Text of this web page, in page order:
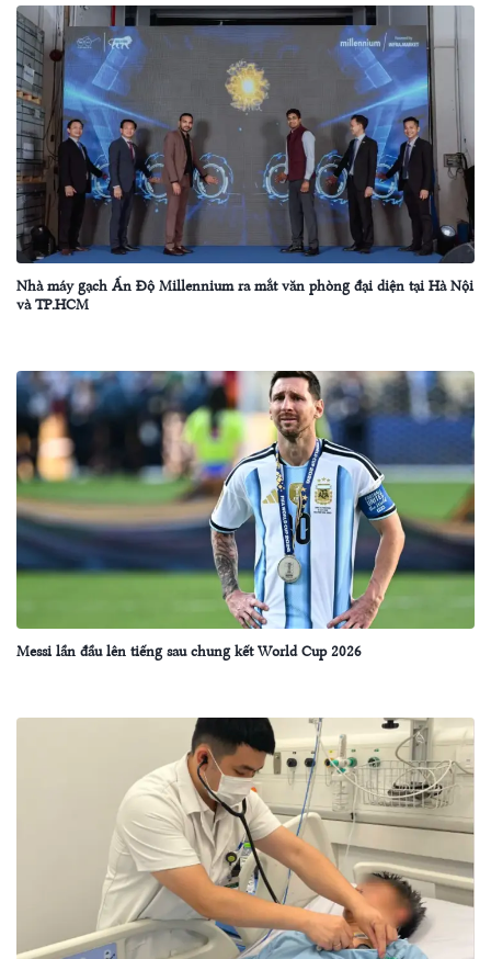
Nhà máy gạch Ấn Độ Millennium ra mắt văn phòng đại diện tại Hà Nội
và TP.HCM
Messi lần đầu lên tiếng sau chung kết World Cup 2026